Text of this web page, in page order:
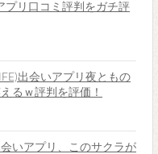
プリ口コミ評判をガチ評
出会いアプリ夜ともの
るｗ評判を評価！
いアプリ、このサクラが